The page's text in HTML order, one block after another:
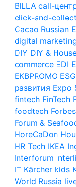
BILLA call-центр
click-and-collect
Cacao Russian
digital marketing
DIY DIY &
commerce EDI
EKBPROMO ESG
развития Expo
fintech FinTech
foodtech
Forum &
HoreCaDon
HR Tech IKEA
Interforum
IT Kärcher kids
World Russia